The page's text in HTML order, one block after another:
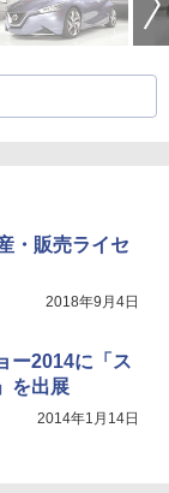
・販売ライセ
2018年9月4日
ー2014に「ス
を出展
2014年1月14日